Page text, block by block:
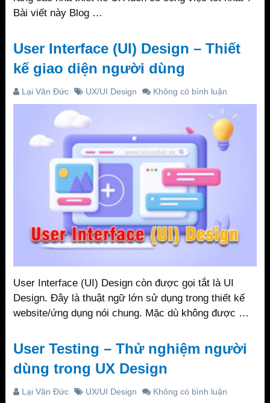
Bài viết này Blog …
User Interface (UI) Design – Thiết
kế giao diện người dùng
Lại Văn Đức UX/UI Design Không có bình luận
User Interface (UI) Design còn được gọi tắt là UI
Design. Đây là thuật ngữ lớn sử dụng trong thiết kế
website/ứng dụng nói chung. Mặc dù không được …
User Testing – Thử nghiệm người
dùng trong UX Design
Lại Văn Đức UX/UI Design Không có bình luận